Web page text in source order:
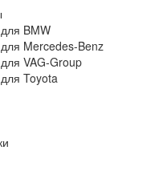
BMW
Mercedes-Benz
VAG-Group
Toyota